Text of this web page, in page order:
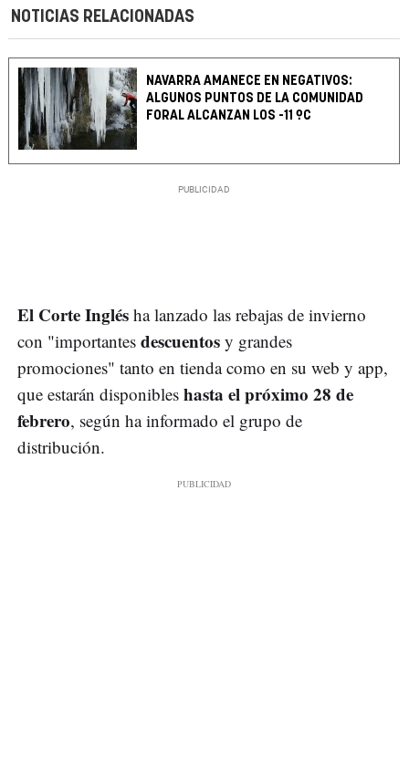
NOTICIAS RELACIONADAS
NAVARRA AMANECE EN NEGATIVOS:
ALGUNOS PUNTOS DE LA COMUNIDAD
FORAL ALCANZAN LOS -11 ºC
El Corte Inglés ha lanzado las rebajas de invierno
con "importantes descuentos y grandes
promociones" tanto en tienda como en su web y app,
que estarán disponibles hasta el próximo 28 de
febrero, según ha informado el grupo de
distribución.